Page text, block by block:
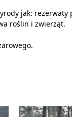
jak: rezerwaty
roślin i zwierząt.